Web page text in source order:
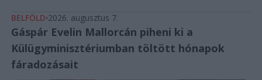
BELFÖLD 2026. augusztus 7.
Gáspár Evelin Mallorcán piheni ki a
Külügyminisztériumban töltött hónapok
fáradozásait